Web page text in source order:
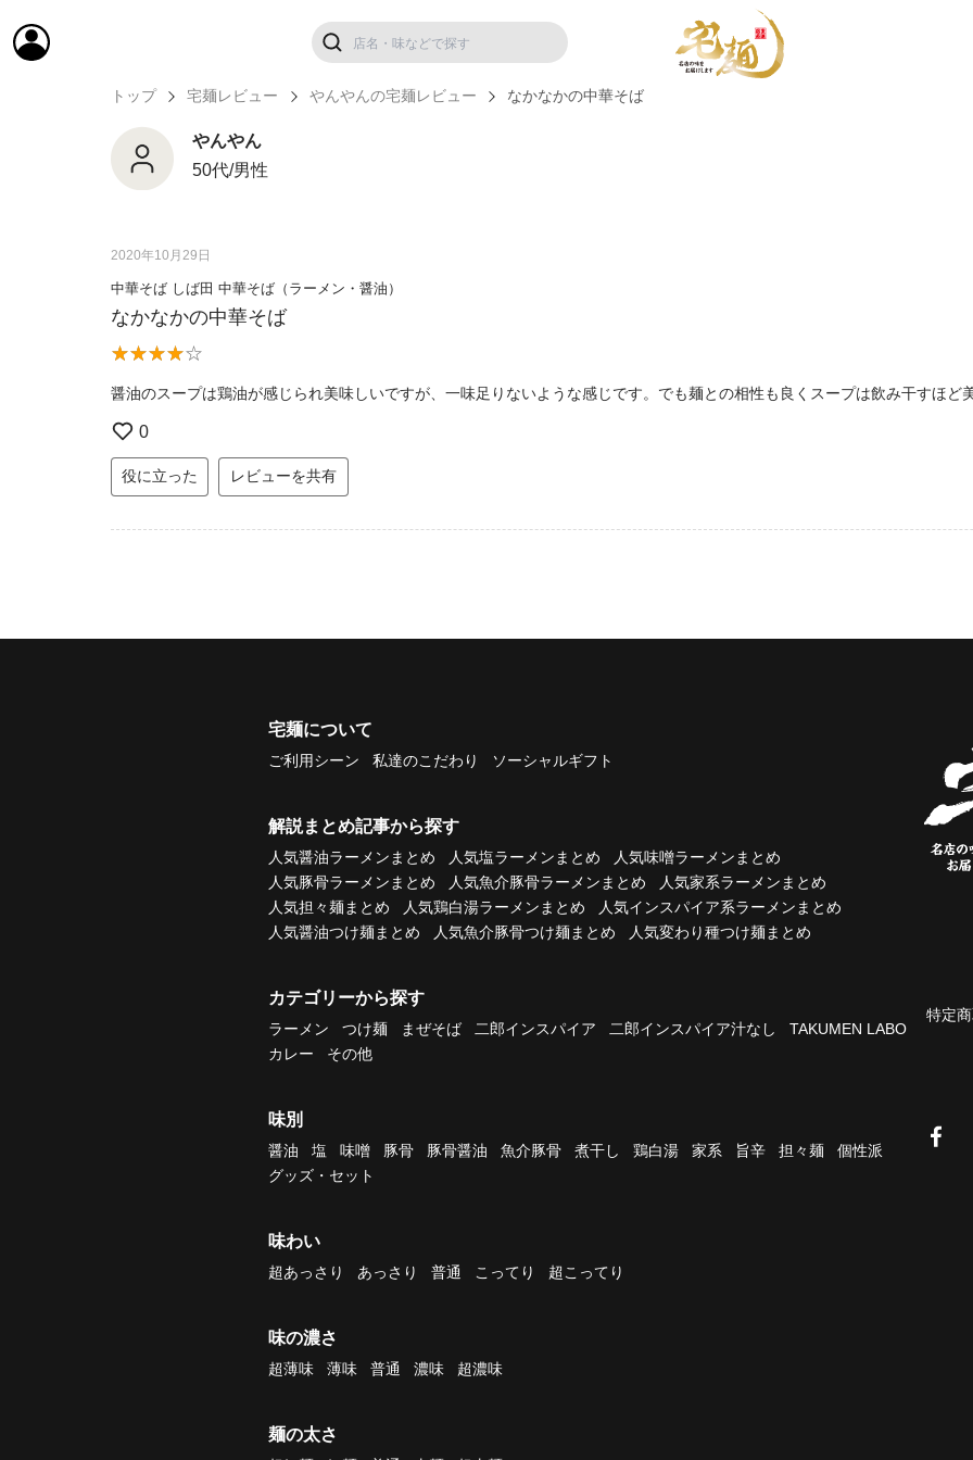
トップ 宅麺レビュー やんやんの宅麺レビュー なかなかの中華そば
やんやん
50代/男性
2020年10月29日
中華そば しば田 中華そば（ラーメン・醤油）
なかなかの中華そば
醤油のスープは鶏油が感じられ美味しいですが、一味足りないような感じです。でも麺との相性も良くスープは飲み干すほど
0
役に立った レビューを共有
宅麺について
ご利用シーン 私達のこだわり ソーシャルギフト
解説まとめ記事から探す
人気醤油ラーメンまとめ 人気塩ラーメンまとめ
人気味噌ラーメンまとめ
人気豚骨ラーメンまとめ
人気魚介豚骨ラーメンまとめ
人気家系ラーメンまとめ
人気担々麺まとめ
人気鶏白湯ラーメンまとめ
人気インスパイア系ラーメンまとめ
人気醤油つけ麺まとめ
人気魚介豚骨つけ麺まとめ 人気変わり種つけ麺まとめ
カテゴリーから探す
ラーメン つけ麺 まぜそば 二郎インスパイア 二郎インスパイア汁なし
TAKUMEN LABO
カレー
その他
味別
醤油 塩 味噌 豚骨 豚骨醤油 魚介豚骨 煮干し 鶏白湯 家系 旨辛 担々麺
個性派
グッズ・セット
味わい
超あっさり あっさり 普通 こってり 超こってり
味の濃さ
超薄味 薄味 普通 濃味 超濃味
麺の太さ
特定